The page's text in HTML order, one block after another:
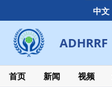
中文
to
content
ADHRRF
Secondary
Navigation
Menu
首页 新闻 视频